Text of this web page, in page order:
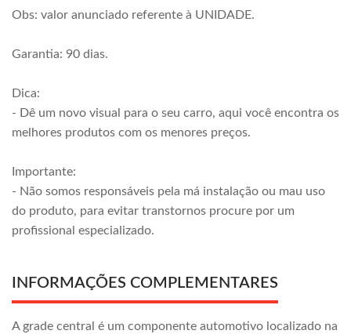
Obs: valor anunciado referente à UNIDADE.
Garantia: 90 dias.
Dica:
- Dê um novo visual para o seu carro, aqui você encontra os
melhores produtos com os menores preços.
Importante:
- Não somos responsáveis pela má instalação ou mau uso
do produto, para evitar transtornos procure por um
profissional especializado.
INFORMAÇÕES COMPLEMENTARES
A grade central é um componente automotivo localizado na